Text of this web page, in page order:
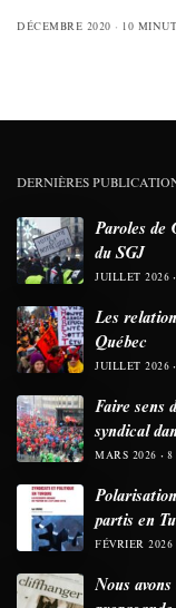
DÉCEMBRE 2020 10
DERNIÈRES
Paroles de
du SGJ
JUILLET 2026
Les
Québec
JUILLET 2026
Faire sens
syndical
MARS 2026 8
partis en
FÉVRIER 2026
Nous